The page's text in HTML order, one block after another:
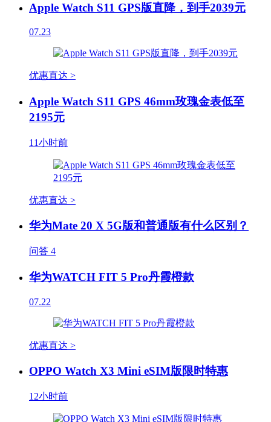
Apple Watch S11 GPS版直降，到手2039元
07.23
优惠直达 >
Apple Watch S11 GPS 46mm玫瑰金表低至
2195元
11小时前
优惠直达 >
华为Mate 20 X 5G版和普通版有什么区别？
问答 4
华为WATCH FIT 5 Pro丹霞橙款
07.22
优惠直达 >
OPPO Watch X3 Mini eSIM版限时特惠
12小时前